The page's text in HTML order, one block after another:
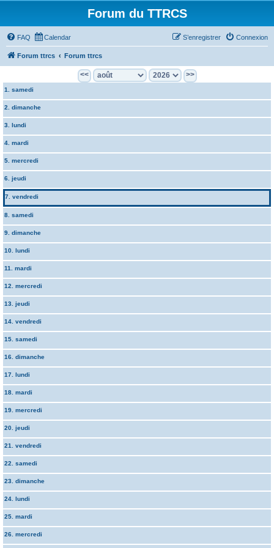
Forum du TTRCS
FAQ Calendar Connexion
S’enregistrer
Forum ttrcs Forum ttrcs
<< >>
1. samedi
2. dimanche
3. lundi
4. mardi
5. mercredi
6. jeudi
7. vendredi
8. samedi
9. dimanche
10. lundi
11. mardi
12. mercredi
13. jeudi
14. vendredi
15. samedi
16. dimanche
17. lundi
18. mardi
19. mercredi
20. jeudi
21. vendredi
22. samedi
23. dimanche
24. lundi
25. mardi
26. mercredi